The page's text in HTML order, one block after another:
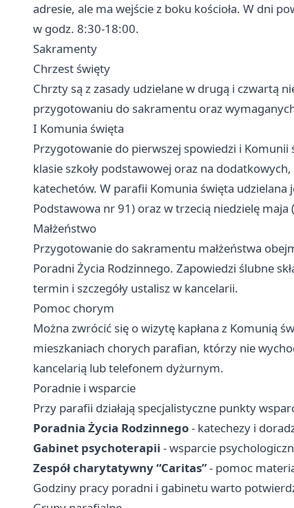
adresie, ale ma wejście z boku kościoła. W dni
w godz. 8:30-18:00.
Sakramenty
Chrzest święty
Chrzty są z zasady udzielane w drugą i czwartą
przygotowaniu do sakramentu oraz
I Komunia święta
Przygotowanie do pierwszej spowiedzi i Komunii
klasie szkoły podstawowej oraz na
katechetów. W parafii Komunia święta udzielana
Podstawowa nr 91) oraz w trzecią niedzielę maja
Małżeństwo
Przygotowanie do sakramentu małżeństwa
Poradni Życia Rodzinnego. Zapowiedzi ślubne
termin i szczegóły ustalisz w kancelarii.
Pomoc chorym
Można zwrócić się o wizytę kapłana z Komunią
mieszkaniach chorych parafian, którzy nie
kancelarią lub telefonem dyżurnym.
Poradnie i wsparcie
Przy parafii działają specjalistyczne punkty
Poradnia Życia Rodzinnego- katechezy i
Gabinet psychoterapii - wsparcie
Zespół charytatywny “Caritas”- pomoc
Godziny pracy poradni i gabinetu warto